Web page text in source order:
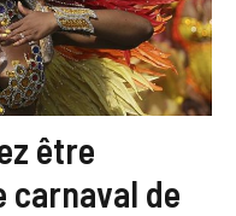
être
carnaval de